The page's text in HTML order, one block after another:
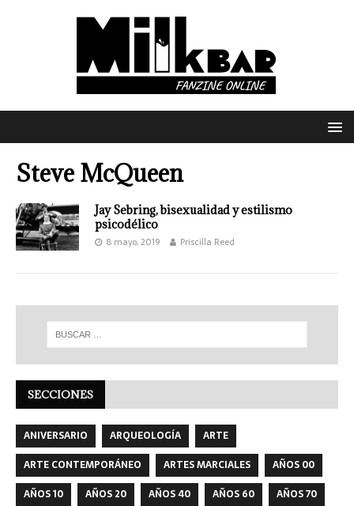
Steve McQueen
Jay Sebring, bisexualidad y estilismo
psicodélico
8 mayo, 2019 Priscilla Reed
SECCIONES
ANIVERSARIO ARQUEOLOGÍA
ARTE
ARTE CONTEMPORÁNEO
ARTES MARCIALES
AÑOS 00
AÑOS 10
AÑOS 20 AÑOS 40 AÑOS 60
AÑOS 70